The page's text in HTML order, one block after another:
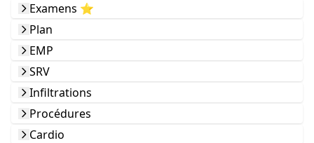
Examens ⭐️
Plan
EMP
SRV
Infiltrations
Procédures
Cardio